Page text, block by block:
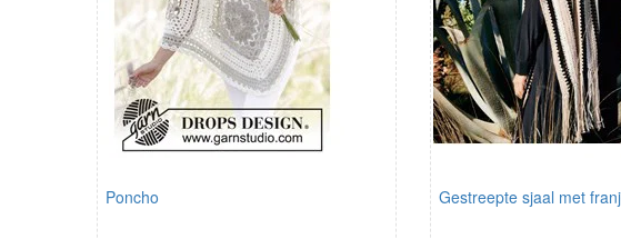
Poncho Gestreepte sjaal met